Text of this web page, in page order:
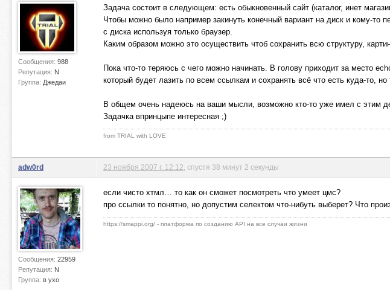
Сообщения: 988
Репутация: N
Группа: Джедаи
Задача состоит в следующем: есть обыкновенный сайт (каталог, инет
Чтобы можно было например закинуть конечный вариант на диск и кому-то
с диска используя только браузер.
Каким образом можно это осуществить чтоб сохранить всю структуру,
Пока что-то теряюсь с чего можно начинать. В голову приходит за место
который будет лазить по всем ссылкам и сохранять всё что есть куда-то,
В общем очень надеюсь на ваши мысли, возможно кто-то уже имел с этим
Задачка впринцыпе интересная ;)
from TRIAL with LOVE
adw0rd
Сообщения: 22959
Репутация: N
Группа: в ухо
23 ноября 2007 г. 12:12 , спустя 38 минут 2 секунды
если чисто хтмл… то как он сможет посмотреть что умеет цмс?
про ссылки то понятно, но допустим селектом что-нибуть выберет? Что
https://smappi.org/ - платформа по созданию API на все случаи жизни